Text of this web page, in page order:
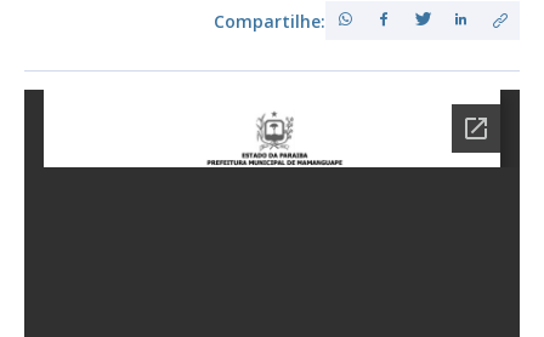
Compartilhe: